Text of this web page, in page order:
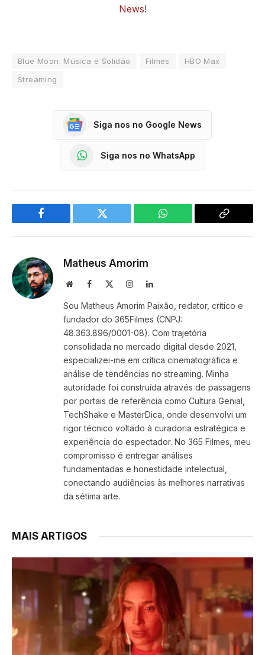
News!
Blue Moon: Música e Solidão Filmes
HBO Max
Streaming
Siga nos no Google News
Siga nos no WhatsApp
Facebook Twitter WhatsApp
Copy
Matheus Amorim
WebsiteFacebook InstagramLinkedIn
Sou Matheus Amorim Paixão, redator, crítico e
fundador do 365Filmes (CNPJ:
48.363.896/0001-08). Com trajetória
consolidada no mercado digital desde 2021,
especializei-me em crítica cinematográfica e
análise de tendências no streaming. Minha
autoridade foi construída através de passagens
por portais de referência como Cultura Genial,
TechShake e MasterDica, onde desenvolvi um
rigor técnico voltado à curadoria estratégica e
experiência do espectador. No 365 Filmes, meu
compromisso é entregar análises
fundamentadas e honestidade intelectual,
conectando audiências às melhores narrativas
da sétima arte.
MAIS ARTIGOS